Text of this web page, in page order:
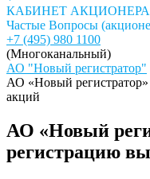
КАБИНЕТ АКЦИОНЕРА
Частые Вопросы
+7 (495) 980 1100
(Многоканальный)
АО "Новый регистратор"
АО «Новый
акций
АО «Новый
регистрацию